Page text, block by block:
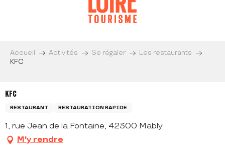
Accueil Activités Se régaler
Les restaurants
KFC
KFC
RESTAURANT RESTAURATION RAPIDE
1, rue Jean de la Fontaine, 42300 Mably
M'y rendre